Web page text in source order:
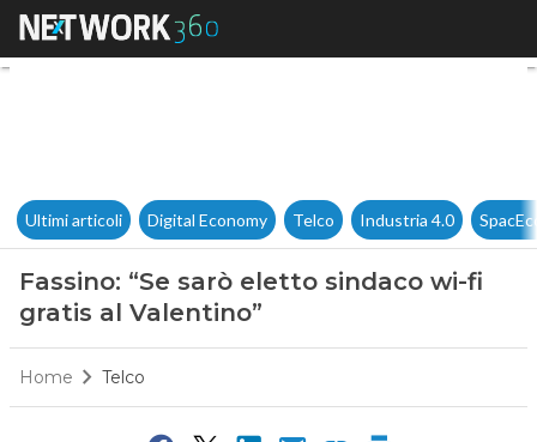
Fassino: “Se sarò eletto
Ultimi articoli Digital Economy Telco Industria 4.0
Fassino: “Se sarò eletto sindaco wi-fi
gratis al Valentino”
Home Telco